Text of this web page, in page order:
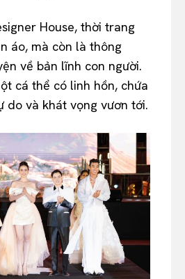
House, thời trang
áo, mà còn là thông
về bản lĩnh con người.
cá thể có linh hồn, chứa
do và khát vọng vươn tới.